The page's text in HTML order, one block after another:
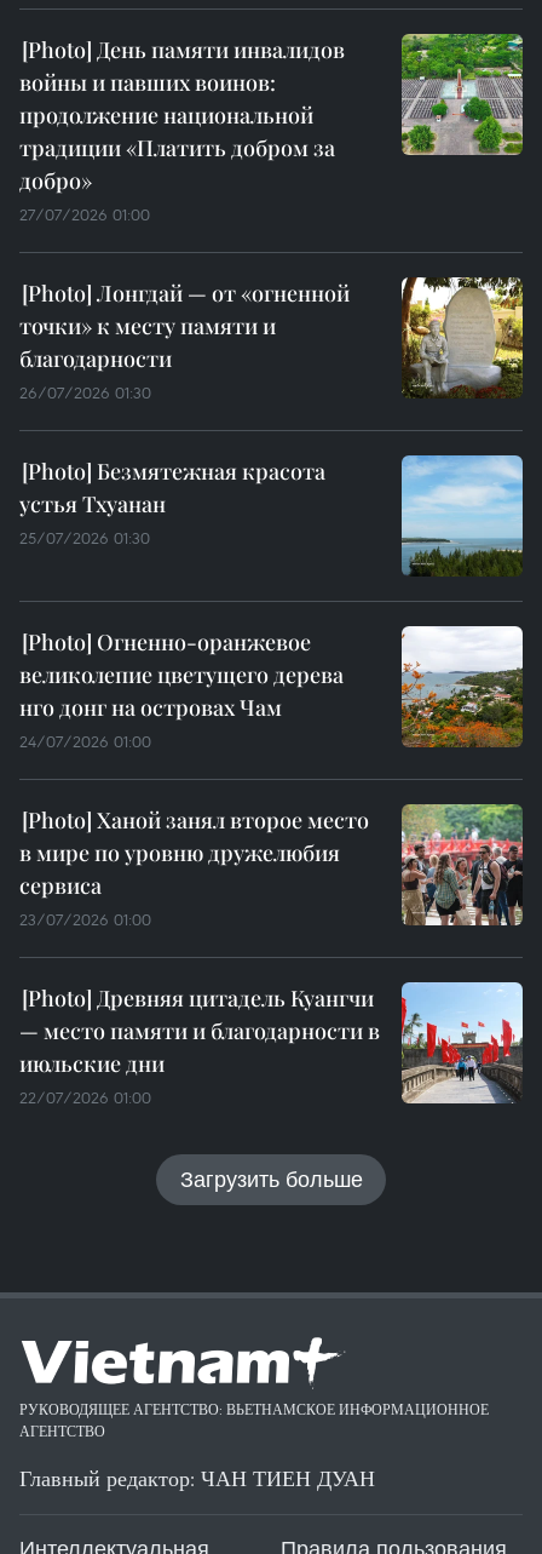
День памяти инвалидов
войны и павших воинов:
продолжение национальной
традиции «Платить добром за
добро»
27/07/2026 01:00
Лонгдай — от «огненной
точки» к месту памяти и
благодарности
26/07/2026 01:30
Безмятежная красота
устья Тхуанан
25/07/2026 01:30
Огненно-оранжевое
великолепие цветущего дерева
нго донг на островах Чам
24/07/2026 01:00
Ханой занял второе место
в мире по уровню дружелюбия
сервиса
23/07/2026 01:00
Древняя цитадель Куангчи
— место памяти и благодарности в
июльские дни
22/07/2026 01:00
Загрузить больше
РУКОВОДЯЩЕЕ АГЕНТСТВО: ВЬЕТНАМСКОЕ ИНФОРМАЦИОННОЕ
АГЕНТСТВО
Главный редактор: ЧАН ТИЕН ДУАН
Интеллектуальная Правила пользования